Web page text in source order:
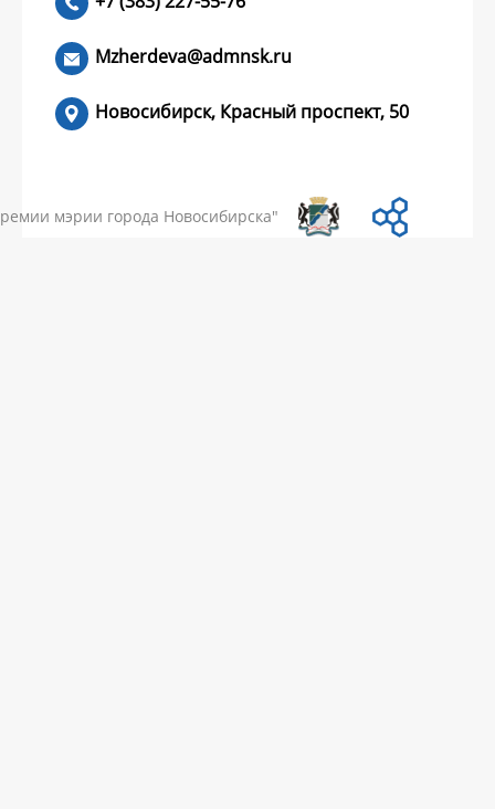
ЧИТАТЬ >
Mzherdeva@admnsk.ru
Новосибирск, Красный проспект, 50
мэрии города Новосибирска"